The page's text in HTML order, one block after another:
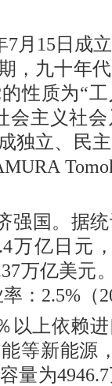
7月15日成
，九十年
性质为“
会主义社
独立、民
强国。据
万亿日元
万亿美元
：2.5%（
以上依赖
等新能源
量为